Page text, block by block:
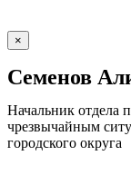
×
Семенов
Начальник отдела
чрезвычайным
городского округа